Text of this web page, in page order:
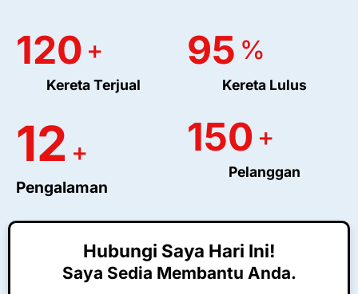
Kereta Terjual
120 +
Kereta Lulus
95 %
12 +
Pengalaman
Pelanggan
150 +
Hubungi Saya Hari Ini!
Saya Sedia Membantu Anda.